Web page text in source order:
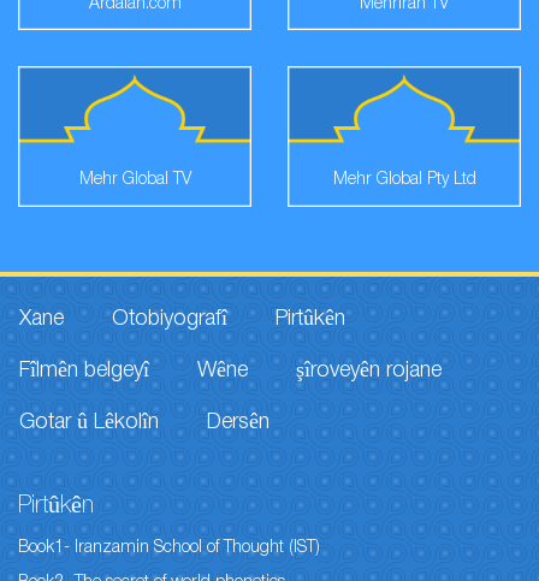
Ardalan.com Mehriran TV
Mehr Global TV Mehr Global Pty Ltd
Xane Otobiyografî Pirtûkên
Fîlmên belgeyî Wêne şîroveyên rojane
Gotar û Lêkolîn Dersên
Pirtûkên
Book1- Iranzamin School of Thought (IST)